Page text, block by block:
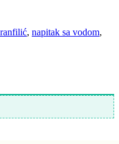
, napitak sa vodom,